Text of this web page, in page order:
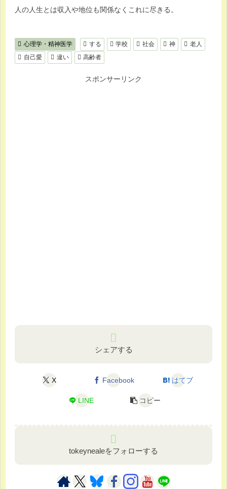
人の人生とは収入や地位も関係なくこれに尽きる。
心理学・精神医学 する 学校 社会 神
老人
自己愛
違い 高齢者
スポンサーリンク
シェアする
X Facebook はてブ
LINE コピー
tokeynealeをフォローする